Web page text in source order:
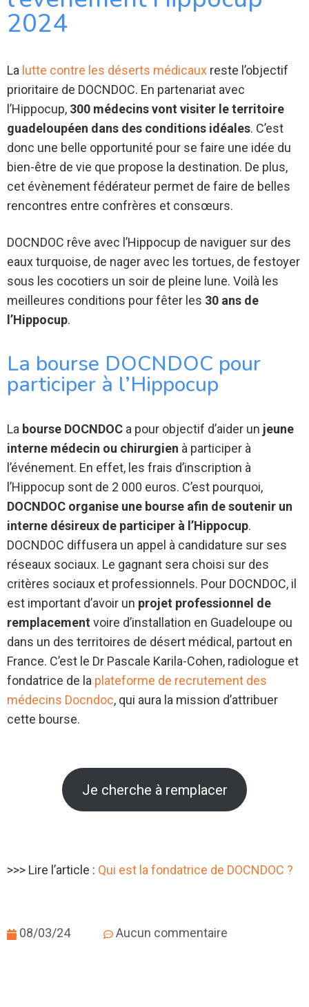
2024
La lutte contre les déserts médicaux reste l’objectif
prioritaire de DOCNDOC. En partenariat avec
l’Hippocup, 300 médecins vont visiter le territoire
guadeloupéen dans des conditions idéales. C’est
donc une belle opportunité pour se faire une idée du
bien-être de vie que propose la destination. De plus,
cet évènement fédérateur permet de faire de belles
rencontres entre confrères et consœurs.
DOCNDOC rêve avec l’Hippocup de naviguer sur des
eaux turquoise, de nager avec les tortues, de festoyer
sous les cocotiers un soir de pleine lune. Voilà les
meilleures conditions pour fêter les 30 ans de
l’Hippocup.
La bourse DOCNDOC pour
participer à l’Hippocup
La bourse DOCNDOC a pour objectif d’aider un jeune
interne médecin ou chirurgien à participer à
l’événement. En effet, les frais d’inscription à
l’Hippocup sont de 2 000 euros. C’est pourquoi,
DOCNDOC organise une bourse afin de soutenir un
interne désireux de participer à l’Hippocup.
DOCNDOC diffusera un appel à candidature sur ses
réseaux sociaux. Le gagnant sera choisi sur des
critères sociaux et professionnels. Pour DOCNDOC, il
est important d’avoir un projet professionnel de
remplacement voire d’installation en Guadeloupe ou
dans un des territoires de désert médical, partout en
France. C’est le Dr Pascale Karila-Cohen, radiologue et
fondatrice de la plateforme de recrutement des
médecins Docndoc, qui aura la mission d’attribuer
cette bourse.
Je cherche à remplacer
>>> Lire l’article : Qui est la fondatrice de DOCNDOC ?
08/03/24 Aucun commentaire